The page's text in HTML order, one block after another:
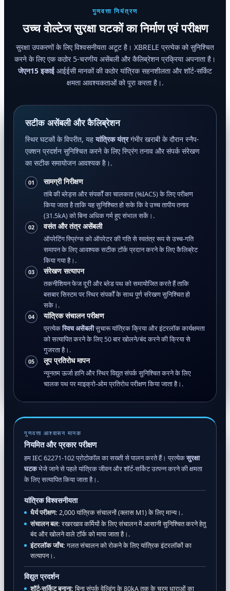
गुणवत्ता नियंत्रण
उच्च वोल्टेज सुरक्षा घटकों का निर्माण एवं परीक्षण
सुरक्षा उपकरणों के लिए विश्वसनीयता अटूट है। XBRELE प्रत्येक को सुनिश्चित
करने के लिए एक कठोर 5-चरणीय असेंबली और कैलिब्रेशन प्रक्रिया अपनाता है।
जेएन15 इकाईआईईसी मानकों की कठोर यांत्रिक सहनशीलता और शॉर्ट-सर्किट
क्षमता आवश्यकताओं को पूरा करता है।.
सटीक असेंबली और कैलिब्रेशन
स्थिर घटकों के विपरीत, यहयांत्रिक यंत्रगंभीर खराबी के दौरान स्नैप-
एक्शन प्रदर्शन सुनिश्चित करने के लिए स्प्रिंग तनाव और संपर्क संरेखण
का सटीक समायोजन आवश्यक है।.
01 सामग्री निरीक्षण
तांबे की ब्लेड्स और संपर्कों का चालकता (%IACS) के लिए परीक्षण
किया जाता है ताकि यह सुनिश्चित हो सके कि वे उच्च तापीय तनाव
(31.5kA) को बिना अधिक गर्म हुए संभाल सकें।.
02 वसंत और तंत्र असेंबली
ऑपरेटिंग स्प्रिंग्स को ऑपरेटर की गति से स्वतंत्र रूप से उच्च-गति
समापन के लिए आवश्यक सटीक टॉर्क प्रदान करने के लिए कैलिब्रेट
किया गया है।.
03 संरेखण सत्यापन
तकनीशियन फेज दूरी और ब्लेड पथ को समायोजित करते हैं ताकि
बसबार सिस्टम पर स्थिर संपर्कों के साथ पूर्ण संरेखण सुनिश्चित हो
सके।.
04 यांत्रिक संचालन परीक्षण
प्रत्येकस्विच असेंबलीसुचारू यांत्रिक क्रिया और इंटरलॉक कार्यक्षमता
को सत्यापित करने के लिए 50 बार खोलने/बंद करने की क्रिया से
गुजरता है।.
05 लूप प्रतिरोध मापन
न्यूनतम ऊर्जा हानि और स्थिर विद्युत संपर्क सुनिश्चित करने के लिए
चालक पथ पर माइक्रो-ओम प्रतिरोध परीक्षण किया जाता है।.
गुणवत्ता आश्वासन मानक
नियमित और प्रकार परीक्षण
हम IEC 62271-102 प्रोटोकॉल का सख्ती से पालन करते हैं। प्रत्येकसुरक्षा
घटकभेजे जाने से पहले यांत्रिक जीवन और शॉर्ट-सर्किट उत्पन्न करने की क्षमता
के लिए सत्यापित किया जाता है।.
यांत्रिक विश्वसनीयता
धैर्य परीक्षण: 2,000 यांत्रिक संचालनों (क्लास M1) के लिए मान्य।.
संचालन बल:रखरखाव कर्मियों के लिए संचालन में आसानी सुनिश्चित करने हेतु
बंद और खोलने वाले टॉर्क को मापा जाता है।.
इंटरलॉक जाँच:गलत संचालन को रोकने के लिए यांत्रिक इंटरलॉकों का
सत्यापन।.
विद्युत प्रदर्शन
शॉर्ट-सर्किट बनाना:बिना संपर्क वेल्डिंग के 80kA तक के चरम धाराओं का